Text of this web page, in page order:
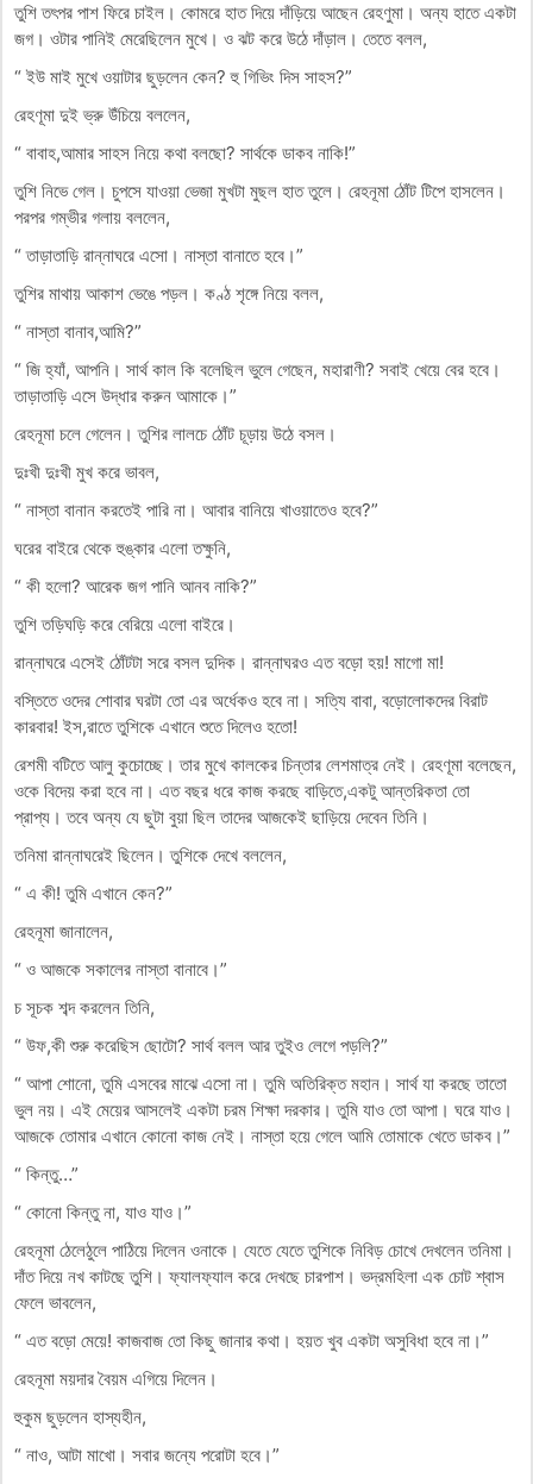
তুশি তৎপর পাশ ফিরে চাইল। কোমরে হাত দিয়ে দাঁড়িয়ে আছেন রেহণুমা। অন্য হাতে একটা
জগ। ওটার পানিই মেরেছিলেন মুখে। ও ঝট করে উঠে দাঁড়াল। তেতে বলল,
“ ইউ মাই মুখে ওয়াটার ছুড়লেন কেন? হু গিভিং দিস সাহস?”
রেহণূমা দুই ভ্রু উঁচিয়ে বললেন,
“ বাবাহ,আমার সাহস নিয়ে কথা বলছো? সার্থকে ডাকব নাকি!”
তুশি নিভে গেল। চুপসে যাওয়া ভেজা মুখটা মুছল হাত তুলে। রেহনূমা ঠোঁট টিপে হাসলেন।
পরপর গম্ভীর গলায় বললেন,
“ তাড়াতাড়ি রান্নাঘরে এসো। নাস্তা বানাতে হবে।”
তুশির মাথায় আকাশ ভেঙে পড়ল। কণ্ঠ শৃঙ্গে নিয়ে বলল,
“ নাস্তা বানাব,আমি?”
“ জি হ্যাঁ, আপনি। সার্থ কাল কি বলেছিল ভুলে গেছেন, মহারাণী? সবাই খেয়ে বের হবে।
তাড়াতাড়ি এসে উদ্ধার করুন আমাকে।”
রেহনূমা চলে গেলেন। তুশির লালচে ঠোঁট চূড়ায় উঠে বসল।
দুঃখী দুঃখী মুখ করে ভাবল,
“ নাস্তা বানান করতেই পারি না। আবার বানিয়ে খাওয়াতেও হবে?”
ঘরের বাইরে থেকে হুঙ্কার এলো তক্ষুনি,
“ কী হলো? আরেক জগ পানি আনব নাকি?”
তুশি তড়িঘড়ি করে বেরিয়ে এলো বাইরে।
রান্নাঘরে এসেই ঠোঁটটা সরে বসল দুদিক। রান্নাঘরও এত বড়ো হয়! মাগো মা!
বস্তিতে ওদের শোবার ঘরটা তো এর অর্ধেকও হবে না। সত্যি বাবা, বড়োলোকদের বিরাট
কারবার! ইস,রাতে তুশিকে এখানে শুতে দিলেও হতো!
রেশমী বটিতে আলু কুচোচ্ছে। তার মুখে কালকের চিন্তার লেশমাত্র নেই। রেহণূমা বলেছেন,
ওকে বিদেয় করা হবে না। এত বছর ধরে কাজ করছে বাড়িতে,একটু আন্তরিকতা তো
প্রাপ্য। তবে অন্য যে ছুটা বুয়া ছিল তাদের আজকেই ছাড়িয়ে দেবেন তিনি।
তনিমা রান্নাঘরেই ছিলেন। তুশিকে দেখে বললেন,
“ এ কী! তুমি এখানে কেন?”
রেহনূমা জানালেন,
“ ও আজকে সকালের নাস্তা বানাবে।”
চ সূচক শব্দ করলেন তিনি,
“ উফ,কী শুরু করেছিস ছোটো? সার্থ বলল আর তুইও লেগে পড়লি?”
“ আপা শোনো, তুমি এসবের মাঝে এসো না। তুমি অতিরিক্ত মহান। সার্থ যা করছে তাতো
ভুল নয়। এই মেয়ের আসলেই একটা চরম শিক্ষা দরকার। তুমি যাও তো আপা। ঘরে যাও।
আজকে তোমার এখানে কোনো কাজ নেই। নাস্তা হয়ে গেলে আমি তোমাকে খেতে ডাকব।”
“ কিন্তু…”
“ কোনো কিন্তু না, যাও যাও।”
রেহনূমা ঠেলেঠুলে পাঠিয়ে দিলেন ওনাকে। যেতে যেতে তুশিকে নিবিড় চোখে দেখলেন তনিমা।
দাঁত দিয়ে নখ কাটছে তুশি। ফ্যালফ্যাল করে দেখছে চারপাশ। ভদ্রমহিলা এক চোট শ্বাস
ফেলে ভাবলেন,
“ এত বড়ো মেয়ে! কাজবাজ তো কিছু জানার কথা। হয়ত খুব একটা অসুবিধা হবে না।”
রেহনূমা ময়দার বৈয়ম এগিয়ে দিলেন।
হুকুম ছুড়লেন হাস্যহীন,
“ নাও, আটা মাখো। সবার জন্যে পরোটা হবে।”